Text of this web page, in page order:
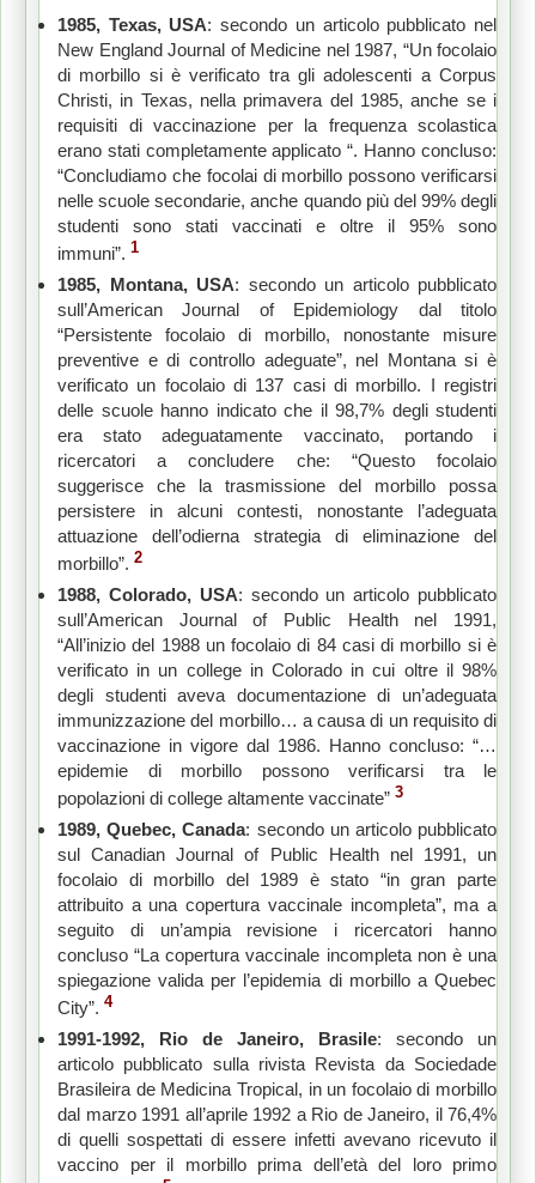
1985, Texas, USA: secondo un articolo pubblicato nel
New England Journal of Medicine nel 1987, “Un focolaio
di morbillo si è verificato tra gli adolescenti a Corpus
Christi, in Texas, nella primavera del 1985, anche se i
requisiti di vaccinazione per la frequenza scolastica
erano stati completamente applicato “. Hanno concluso:
“Concludiamo che focolai di morbillo possono verificarsi
nelle scuole secondarie, anche quando più del 99% degli
studenti sono stati vaccinati e oltre il 95% sono
immuni”. 1
1985, Montana, USA: secondo un articolo pubblicato
sull’American Journal of Epidemiology dal titolo
“Persistente focolaio di morbillo, nonostante misure
preventive e di controllo adeguate”, nel Montana si è
verificato un focolaio di 137 casi di morbillo. I registri
delle scuole hanno indicato che il 98,7% degli studenti
era stato adeguatamente vaccinato, portando i
ricercatori a concludere che: “Questo focolaio
suggerisce che la trasmissione del morbillo possa
persistere in alcuni contesti, nonostante l’adeguata
attuazione dell’odierna strategia di eliminazione del
morbillo”. 2
1988, Colorado, USA: secondo un articolo pubblicato
sull’American Journal of Public Health nel 1991,
“All’inizio del 1988 un focolaio di 84 casi di morbillo si è
verificato in un college in Colorado in cui oltre il 98%
degli studenti aveva documentazione di un’adeguata
immunizzazione del morbillo… a causa di un requisito di
vaccinazione in vigore dal 1986. Hanno concluso: “…
epidemie di morbillo possono verificarsi tra le
popolazioni di college altamente vaccinate” 3
1989, Quebec, Canada: secondo un articolo pubblicato
sul Canadian Journal of Public Health nel 1991, un
focolaio di morbillo del 1989 è stato “in gran parte
attribuito a una copertura vaccinale incompleta”, ma a
seguito di un’ampia revisione i ricercatori hanno
concluso “La copertura vaccinale incompleta non è una
spiegazione valida per l’epidemia di morbillo a Quebec
City”. 4
1991-1992, Rio de Janeiro, Brasile: secondo un
articolo pubblicato sulla rivista Revista da Sociedade
Brasileira de Medicina Tropical, in un focolaio di morbillo
dal marzo 1991 all’aprile 1992 a Rio de Janeiro, il 76,4%
di quelli sospettati di essere infetti avevano ricevuto il
vaccino per il morbillo prima dell’età del loro primo